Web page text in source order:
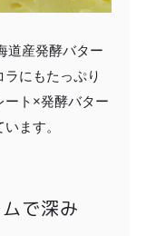
道産発酵バター
にもたっぷり
ート×発酵バター
ます。
で深み